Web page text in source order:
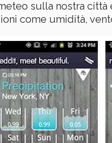
sulla nostra
come umidità,